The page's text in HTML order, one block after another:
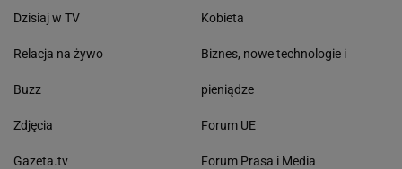
Dzisiaj w TV
Relacja na żywo
Buzz
Zdjęcia
Gazeta.tv
Kobieta
Biznes, nowe technologie i
pieniądze
Forum UE
Forum Prasa i Media